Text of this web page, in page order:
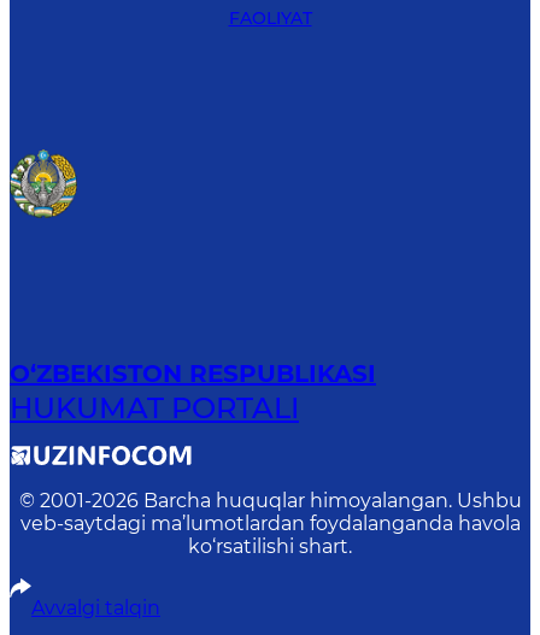
FAOLIYAT
O‘ZBEKISTON RESPUBLIKASI
HUKUMAT PORTALI
© 2001-2026 Barcha huquqlar himoyalangan. Ushbu
veb-saytdagi ma’lumotlardan foydalanganda havola
ko‘rsatilishi shart.
Avvalgi talqin